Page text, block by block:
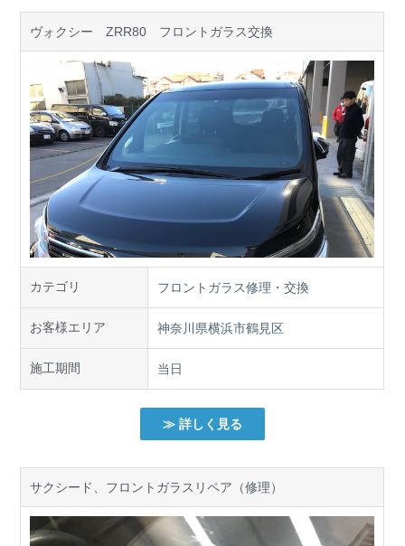
ヴォクシー ZRR80 フロントガラス交換
カテゴリ フロントガラス修理・交換
お客様エリア 神奈川県横浜市鶴見区
施工期間 当日
≫ 詳しく見る
サクシード、フロントガラスリペア（修理）